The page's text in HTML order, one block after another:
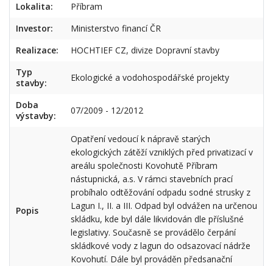
Lokalita:
Příbram
Investor:
Ministerstvo financí ČR
Realizace:
HOCHTIEF CZ, divize Dopravní stavby
Typ
stavby:
Ekologické a vodohospodářské projekty
Doba
výstavby:
07/2009 - 12/2012
Popis
Opatření vedoucí k nápravě starých
ekologických zátěží vzniklých před privatizací v
areálu společnosti Kovohutě Příbram
nástupnická, a.s. V rámci stavebních prací
probíhalo odtěžování odpadu sodné strusky z
Lagun I., II. a III. Odpad byl odvážen na určenou
skládku, kde byl dále likvidován dle příslušné
legislativy. Současně se provádělo čerpání
skládkové vody z lagun do odsazovací nádrže
Kovohutí. Dále byl prováděn předsanační